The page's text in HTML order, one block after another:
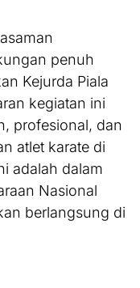
penuh
Kejurda Piala
kegiatan ini
profesional, dan
atlet karate di
adalah dalam
Nasional
berlangsung di